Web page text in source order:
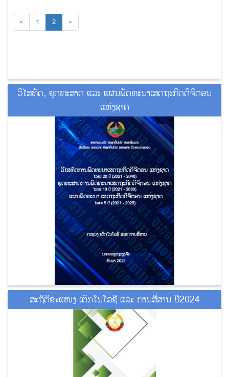
« 1 2 »
ວິໄສທັດ, ຍຸດທະສາດ ແລະ ແຜນພັດທະນາເສດຖະກິດດິຈິຕອນ
ແຫ່ງຊາດ
ສະຖິຕິຂະແໜງ ເຕັກໂນໂລຊີ ແລະ ການສື່ສານ ປີ2024